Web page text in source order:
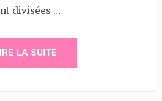
divisées …
LA SUITE